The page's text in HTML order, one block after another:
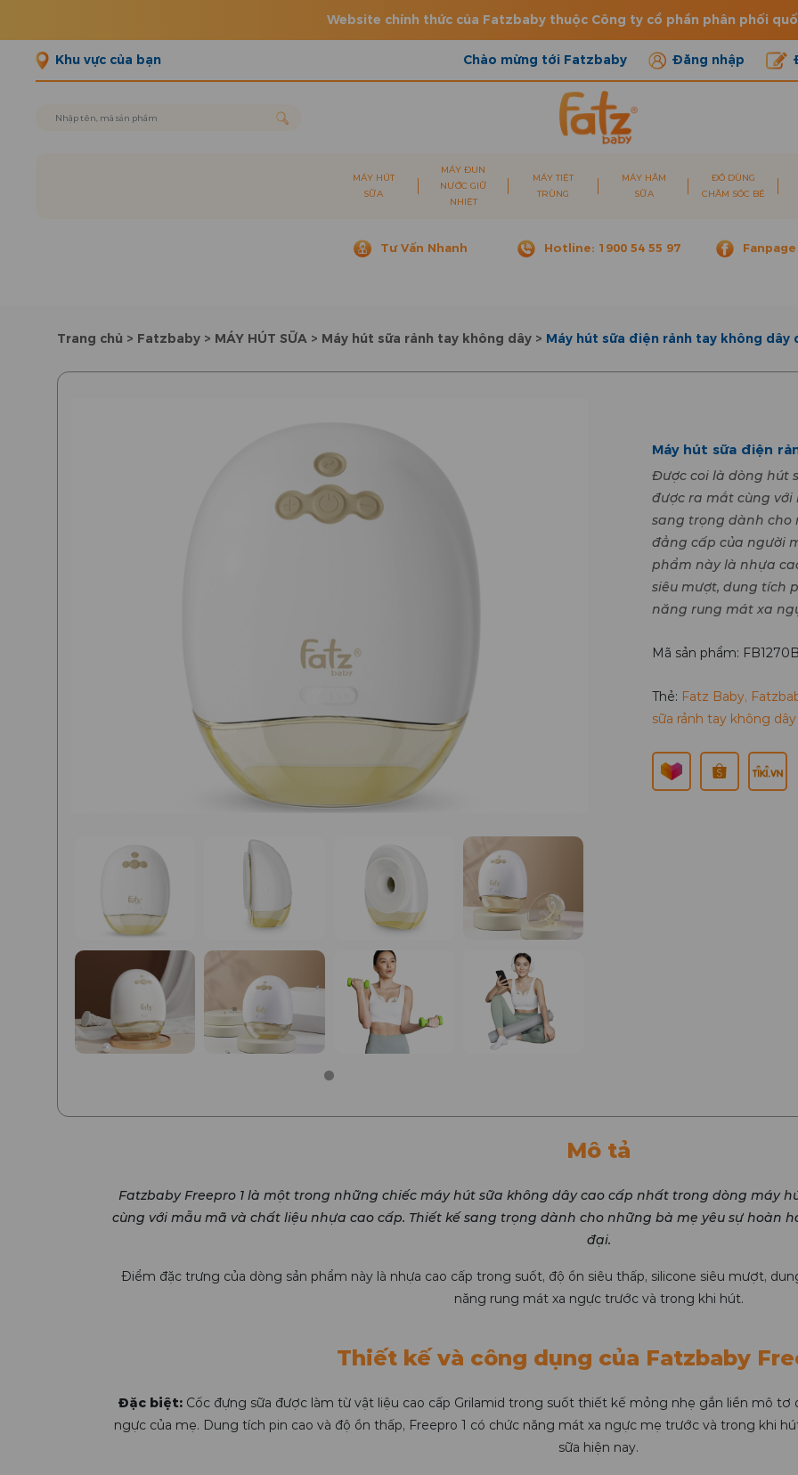
Website chính thức của Fatzbaby thuộc Công ty cổ phần phân phối
Khu vực của bạn Chào mừng tới Fatzbaby Đăng nhập
MÁY HÚT
SỮA
MÁY ĐUN
NƯỚC GIỮ
NHIỆT
MÁY TIỆT
TRÙNG
MÁY HÂM
SỮA
ĐỒ DÙNG
CHĂM SÓC BÉ
Tư Vấn Nhanh Hotline: 1900 54 55 97
Trang chủ > Fatzbaby > MÁY HÚT SỮA > Máy hút sữa rảnh tay không dây > Máy hút sữa điện rảnh tay không dây
Máy hút sữa điện
Được coi là dòng hút
được ra mắt cùng
sang trọng dành cho
đẳng cấp của người
phẩm này là nhựa
siêu mượt, dung tích
năng rung mát xa
Mã sản phẩm:
Thẻ: Fatz Baby,
sữa rảnh tay không dây
Mô tả
Fatzbaby Freepro 1 là một trong những chiếc máy hút sữa không dây cao cấp nhất trong dòng máy
cùng với mẫu mã và chất liệu nhựa cao cấp. Thiết kế sang trọng dành cho những bà mẹ yêu sự hoàn
đại.
Điểm đặc trưng của dòng sản phẩm này là nhựa cao cấp trong suốt, độ ồn siêu thấp, silicone siêu mượt,
năng rung mát xa ngực trước và trong khi hút.
Thiết kế và công dụng của Fatzbaby
Đặc biệt: Cốc đựng sữa được làm từ vật liệu cao cấp Grilamid trong suốt thiết kế mỏng nhẹ gắn liền mô tơ
ngực của mẹ. Dung tích pin cao và độ ồn thấp, Freepro 1 có chức năng mát xa ngực mẹ trước và trong khi
sữa hiện nay.